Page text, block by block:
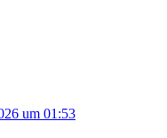
um 01:53